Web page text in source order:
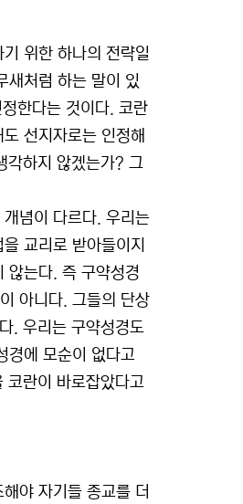
위한 하나의 전략일
새처럼 하는 말이 있
한다는 것이다. 코란
선지자로는 인정해
각하지 않겠는가? 그
념이 다르다. 우리는
교리로 받아들이지
않는다. 즉 구약성경
아니다. 그들의 단상
. 우리는 구약성경도
경에 모순이 없다고
코란이 바로잡았다고
야 자기들 종교를 더